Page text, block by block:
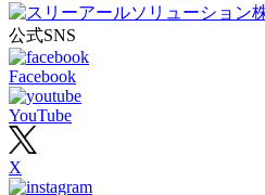
公式SNS
Facebook
YouTube
X